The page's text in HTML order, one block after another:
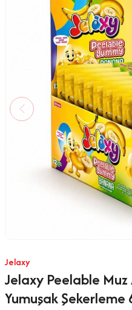
Jelaxy
Jelaxy Peelable
Yumuşak